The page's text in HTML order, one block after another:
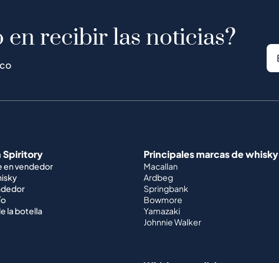
recibir las noticias?
Spiritory
en vendedor
la botella
Principales marcas de whisky
Macallan
Ardbeg
Springbank
Bowmore
Yamazaki
Johnnie Walker